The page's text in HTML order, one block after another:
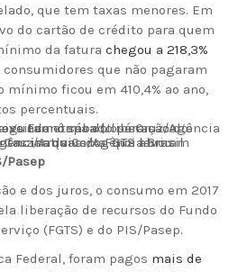
que tem taxas menores. Em
do cartão de crédito para quem
da fatura chegou a 218,3%
consumidores que não pagaram
ficou em 410,4% ao ano,
percentuais.
Cruz/Arquivo/Agência Brasil
Pasep
e dos juros, o consumo em 2017
liberação de recursos do Fundo
(FGTS) e do PIS/Pasep.
Federal, foram pagos mais de